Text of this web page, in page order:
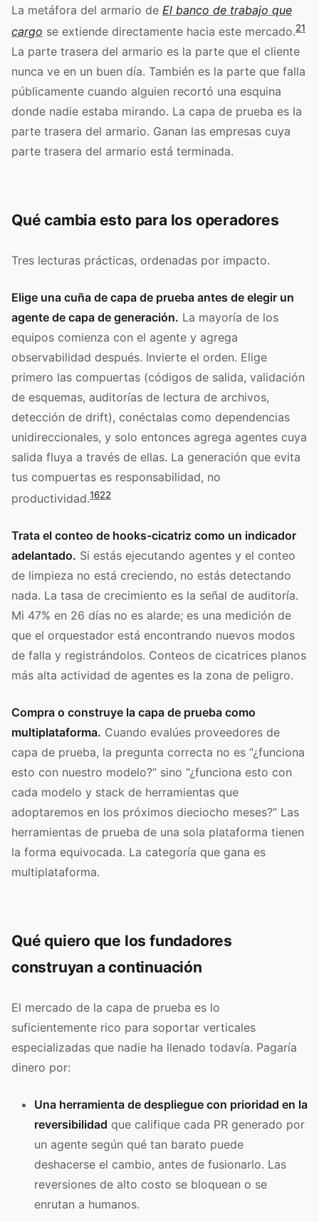
La metáfora del armario de El banco de trabajo que
cargo se extiende directamente hacia este mercado.21
La parte trasera del armario es la parte que el cliente
nunca ve en un buen día. También es la parte que falla
públicamente cuando alguien recortó una esquina
donde nadie estaba mirando. La capa de prueba es la
parte trasera del armario. Ganan las empresas cuya
parte trasera del armario está terminada.
Qué cambia esto para los operadores
Tres lecturas prácticas, ordenadas por impacto.
Elige una cuña de capa de prueba antes de elegir un
agente de capa de generación. La mayoría de los
equipos comienza con el agente y agrega
observabilidad después. Invierte el orden. Elige
primero las compuertas (códigos de salida, validación
de esquemas, auditorías de lectura de archivos,
detección de drift), conéctalas como dependencias
unidireccionales, y solo entonces agrega agentes cuya
salida fluya a través de ellas. La generación que evita
tus compuertas es responsabilidad, no
productividad.1622
Trata el conteo de hooks-cicatriz como un indicador
adelantado. Si estás ejecutando agentes y el conteo
de limpieza no está creciendo, no estás detectando
nada. La tasa de crecimiento es la señal de auditoría.
Mi 47% en 26 días no es alarde; es una medición de
que el orquestador está encontrando nuevos modos
de falla y registrándolos. Conteos de cicatrices planos
más alta actividad de agentes es la zona de peligro.
Compra o construye la capa de prueba como
multiplataforma. Cuando evalúes proveedores de
capa de prueba, la pregunta correcta no es “¿funciona
esto con nuestro modelo?” sino “¿funciona esto con
cada modelo y stack de herramientas que
adoptaremos en los próximos dieciocho meses?” Las
herramientas de prueba de una sola plataforma tienen
la forma equivocada. La categoría que gana es
multiplataforma.
Qué quiero que los fundadores
construyan a continuación
El mercado de la capa de prueba es lo
suficientemente rico para soportar verticales
especializadas que nadie ha llenado todavía. Pagaría
dinero por:
Una herramienta de despliegue con prioridad en la
reversibilidad que califique cada PR generado por
un agente según qué tan barato puede
deshacerse el cambio, antes de fusionarlo. Las
reversiones de alto costo se bloquean o se
enrutan a humanos.